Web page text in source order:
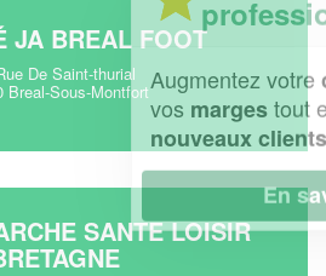
JA BREAL FOOT
De Saint-thurial
Breal-Sous-Montfort
SANTE LOISIR
professionnel ?
votrechiffre d'affaireset
tout en gagnant de
En savoir plus